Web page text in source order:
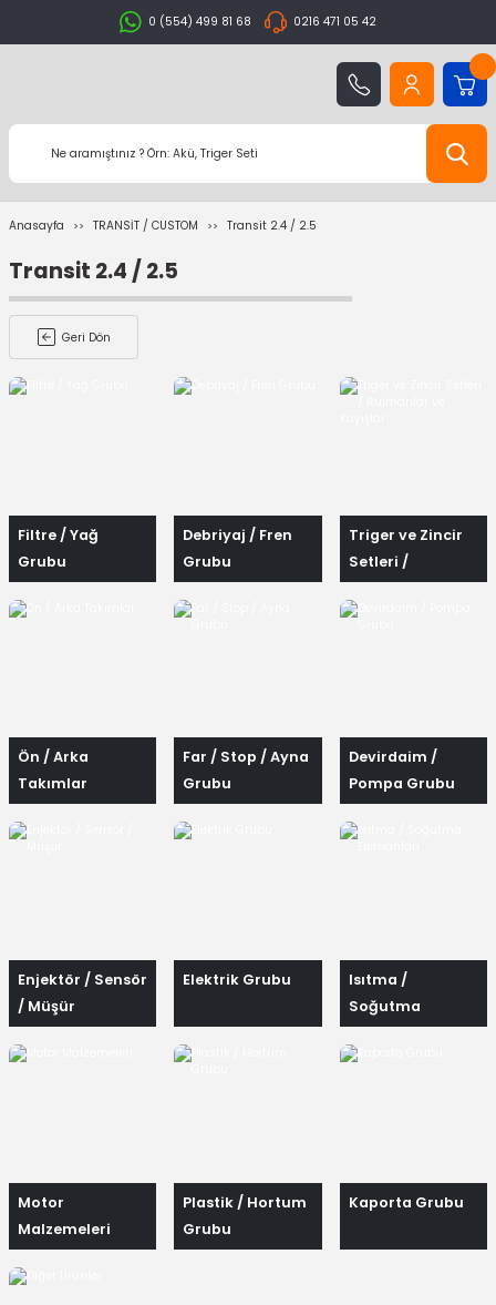
0 (554) 499 81 68 0216 471 05 42
Anasayfa TRANSİT / CUSTOM Transit 2.4 / 2.5
Transit 2.4 / 2.5
Geri Dön
Filtre / Yağ
Grubu
Debriyaj / Fren
Grubu
Triger ve Zincir
Setleri /
Rulmanlar ve
Kayışlar
Ön / Arka
Takımlar
Far / Stop / Ayna
Grubu
Devirdaim /
Pompa Grubu
Enjektör / Sensör
/ Müşür
Elektrik Grubu
Isıtma /
Soğutma
Elemanları
Motor
Malzemeleri
Plastik / Hortum
Grubu
Kaporta Grubu